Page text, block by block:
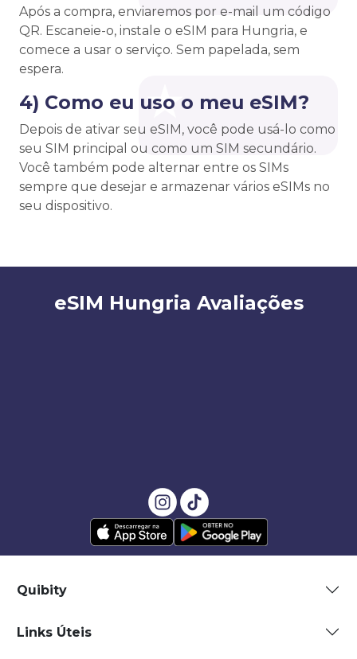
Após a compra, enviaremos por e-mail um código
QR. Escaneie-o, instale o eSIM para Hungria, e
comece a usar o serviço. Sem papelada, sem
espera.
4) Como eu uso o meu eSIM?
Depois de ativar seu eSIM, você pode usá-lo como
seu SIM principal ou como um SIM secundário.
Você também pode alternar entre os SIMs
sempre que desejar e armazenar vários eSIMs no
seu dispositivo.
eSIM Hungria Avaliações
Quibity
Links Úteis